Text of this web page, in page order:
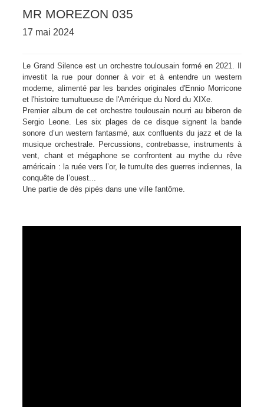
MR MOREZON 035
17 mai 2024
Le Grand Silence est un orchestre toulousain formé en 2021. Il
investit la rue pour donner à voir et à entendre un western
moderne, alimenté par les bandes originales d'Ennio Morricone
et l'histoire tumultueuse de l'Amérique du Nord du XIXe.
Premier album de cet orchestre toulousain nourri au biberon de
Sergio Leone.
Les six plages de ce disque signent la bande
sonore d’un western fantasmé, aux confluents du jazz et de la
musique orchestrale. Percussions, contrebasse, instruments à
vent, chant et mégaphone se confrontent au mythe du rêve
américain : la ruée vers l’or, le tumulte des guerres indiennes, la
conquête de l’ouest...
Une partie de dés pipés dans une ville fantôme.